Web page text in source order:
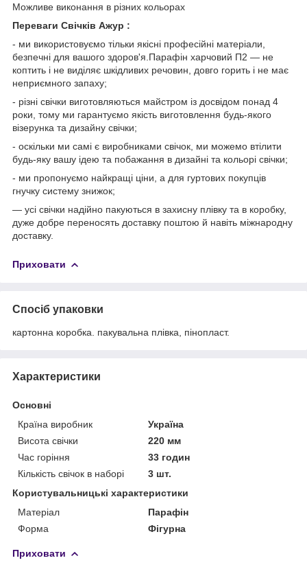
Можливе виконання в різних кольорах
Переваги Свічків Ажур :
- ми використовуємо тільки якісні професійні матеріали,
безпечні для вашого здоров'я.Парафін харчовий П2 — не
коптить і не виділяє шкідливих речовин, довго горить і не має
неприємного запаху;
- різні свічки виготовляються майстром із досвідом понад 4
роки, тому ми гарантуємо якість виготовлення будь-якого
візерунка та дизайну свічки;
- оскільки ми самі є виробниками свічок, ми можемо втілити
будь-яку вашу ідею та побажання в дизайні та кольорі свічки;
- ми пропонуємо найкращі ціни, а для гуртових покупців
гнучку систему знижок;
— усі свічки надійно пакуються в захисну плівку та в коробку,
дуже добре переносять доставку поштою й навіть міжнародну
доставку.
Приховати
Спосіб упаковки
картонна коробка. пакувальна плівка, пінопласт.
Характеристики
Основні
Країна виробник
Україна
Висота свічки
220 мм
Час горіння
33 годин
Кількість свічок в наборі
3 шт.
Користувальницькі характеристики
Матеріал
Парафін
Форма
Фігурна
Приховати